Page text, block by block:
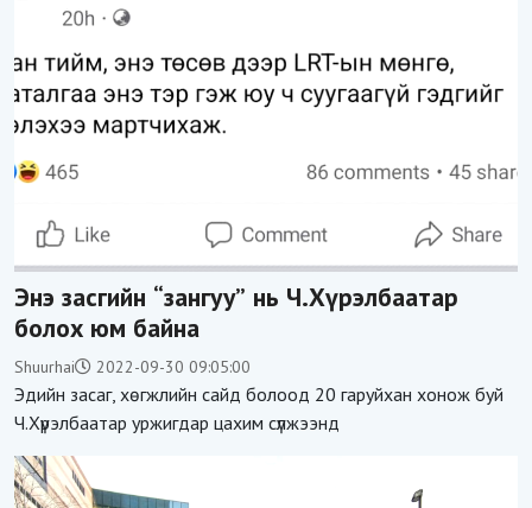
Энэ засгийн “зангуу” нь Ч.Хүрэлбаатар
болох юм байна
Shuurhai 2022-09-30 09:05:00
Эдийн засаг, хөгжлийн сайд болоод 20 гаруйхан хонож буй
Ч.Хүрэлбаатар уржигдар цахим сүлжээнд